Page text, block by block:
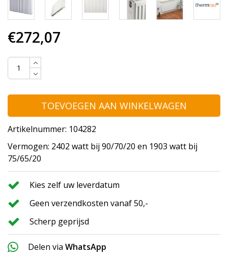
€272,07
TOEVOEGEN AAN WINKELWAGEN
Artikelnummer: 104282
Vermogen: 2402 watt bij 90/70/20 en 1903 watt bij
75/65/20
Kies zelf uw leverdatum
Geen verzendkosten vanaf 50,-
Scherp geprijsd
Delen via WhatsApp